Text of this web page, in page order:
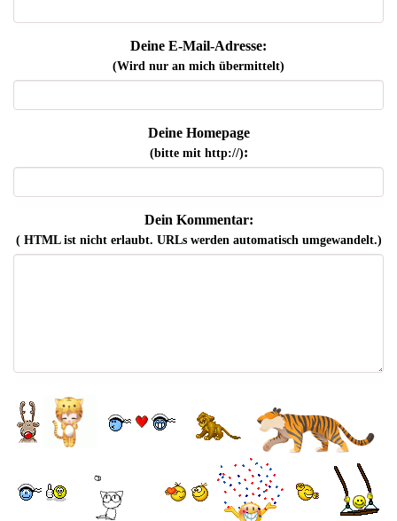
Deine E-Mail-Adresse:
(Wird nur an mich übermittelt)
Deine Homepage
(bitte mit http://):
Dein Kommentar:
( HTML ist nichterlaubt. URLs werden automatisch umgewandelt.)